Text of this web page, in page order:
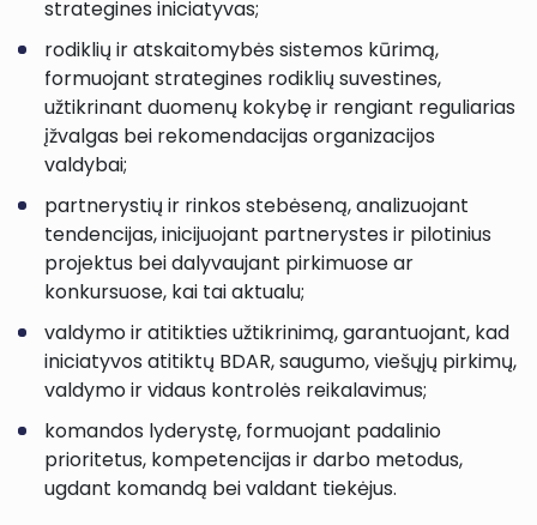
strategines iniciatyvas;
rodiklių ir atskaitomybės sistemos kūrimą,
formuojant strategines rodiklių suvestines,
užtikrinant duomenų kokybę ir rengiant reguliarias
įžvalgas bei rekomendacijas organizacijos
valdybai;
partnerystių ir rinkos stebėseną, analizuojant
tendencijas, inicijuojant partnerystes ir pilotinius
projektus bei dalyvaujant pirkimuose ar
konkursuose, kai tai aktualu;
valdymo ir atitikties užtikrinimą, garantuojant, kad
iniciatyvos atitiktų BDAR, saugumo, viešųjų pirkimų,
valdymo ir vidaus kontrolės reikalavimus;
komandos lyderystę, formuojant padalinio
prioritetus, kompetencijas ir darbo metodus,
ugdant komandą bei valdant tiekėjus.